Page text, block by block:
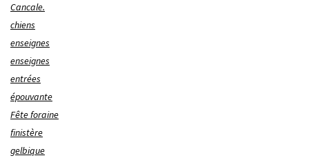
Cancale.
chiens
enseignes
enseignes
entrées
épouvante
Fête foraine
finistère
gelbique